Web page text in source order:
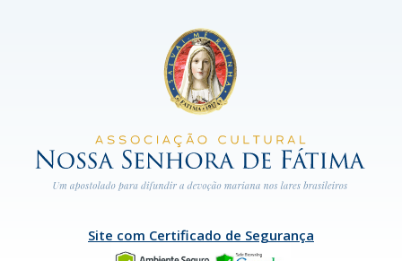
Site com Certificado de Segurança